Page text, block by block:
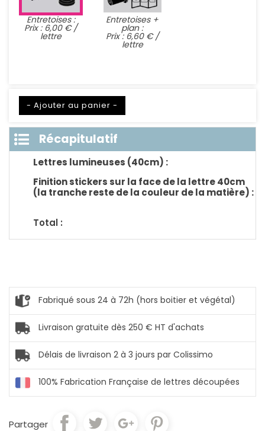
Entretoises :
Prix : 6,00 € /
lettre
Entretoises +
plan :
Prix : 6,60 € /
lettre
- Ajouter au panier -
Récapitulatif
Lettres lumineuses (40cm) :
Finition stickers sur la face de la lettre 40cm
(la tranche reste de la couleur de la matière) :
Total :
Fabriqué sous 24 à 72h (hors boitier et végétal)
Livraison gratuite dès 250 € HT d'achats
Délais de livraison 2 à 3 jours par Colissimo
100% Fabrication Française de lettres découpées
Partager